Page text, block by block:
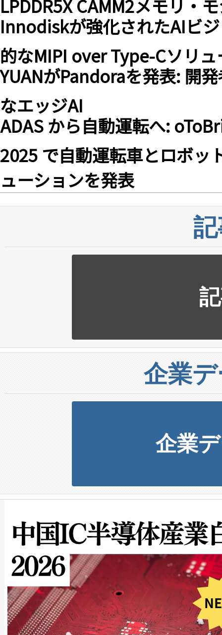
Innodiskが強化されたAIビ
的なMIPI over Type-Cソリ
YUANがPandoraを発表: 開
なエッジAI
ADAS から自動運転へ:
2025 で自動運転車とロボッ
ューションを発表
企業
企業